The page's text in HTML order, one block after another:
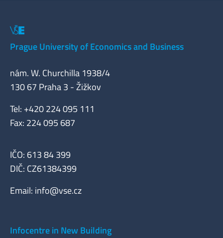
Prague University of Economics and Business
nám. W. Churchilla 1938/4
130 67 Praha 3 - Žižkov
Tel: +420 224 095 111
Fax: 224 095 687
IČO: 613 84 399
DIČ: CZ61384399
Email: info@vse.cz
Infocentre in New Building